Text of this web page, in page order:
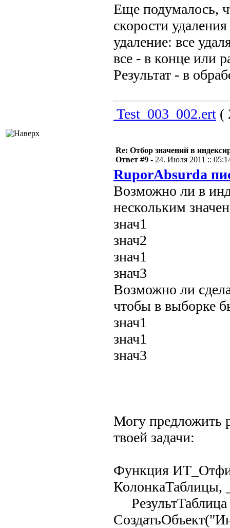
Еще подумалось,
скорости
удаление: все
все - в конце или
Результат - в
Test_003_002.ert (
Re: Отбор значений в
Ответ #9 - 24. Июля 2011 ::
RuporAbsurda
Возможно ли в
нескольким
знач1
знач2
знач1
знач3
Возможно ли
чтобы в выборке
знач1
знач1
знач3
Могу предложить
твоей задачи:
Функция
КолонкаТаблицы,
РезультТаблица